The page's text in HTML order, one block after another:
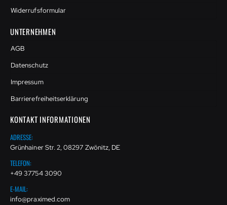
Widerrufsformular
UNTERNEHMEN
AGB
Datenschutz
Impressum
Barrierefreiheitserklärung
KONTAKT INFORMATIONEN
ADRESSE:
Grünhainer Str. 2, 08297 Zwönitz, DE
TELEFON:
+49 37754 3090
E-MAIL:
info@praximed.com